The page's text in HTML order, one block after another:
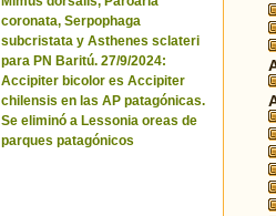
coronata, Serpophaga
subcristata y Asthenes sclateri
para PN Baritú. 27/9/2024:
Accipiter bicolor es Accipiter
chilensis en las AP patagónicas.
Se eliminó a Lessonia oreas de
parques patagónicos